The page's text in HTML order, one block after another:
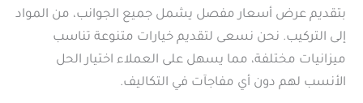
بتقديم عرض أسعار مفصل يشمل جميع الجوانب، من المواد
إلى التركيب. نحن نسعى لتقديم خيارات متنوعة تناسب
ميزانيات مختلفة، مما يسهل على العملاء اختيار الحل
الأنسب لهم دون أي مفاجآت في التكاليف.